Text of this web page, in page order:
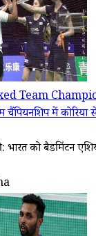
Team
चैंपियनशिप में कोरिया
को बैडमिंटन